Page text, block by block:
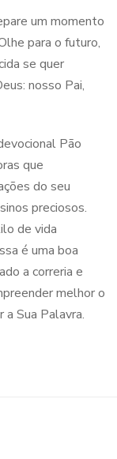
um momento
para o futuro,
se quer
nosso Pai,
Pão
que
do seu
preciosos.
de vida
é uma boa
a correria e
melhor o
Sua Palavra.